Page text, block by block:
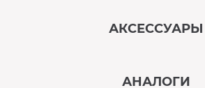
АКСЕССУАРЫ
АНАЛОГИ